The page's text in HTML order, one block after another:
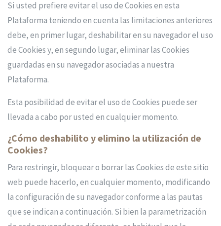
Si usted prefiere evitar el uso de Cookies en esta
Plataforma teniendo en cuenta las limitaciones anteriores
debe, en primer lugar, deshabilitar en su navegador el uso
de Cookies y, en segundo lugar, eliminar las Cookies
guardadas en su navegador asociadas a nuestra
Plataforma.
Esta posibilidad de evitar el uso de Cookies puede ser
llevada a cabo por usted en cualquier momento.
¿Cómo deshabilito y elimino la utilización de
Cookies?
Para restringir, bloquear o borrar las Cookies de este sitio
web puede hacerlo, en cualquier momento, modificando
la configuración de su navegador conforme a las pautas
que se indican a continuación. Si bien la parametrización